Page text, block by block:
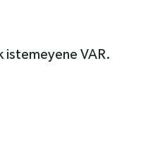
istemeyene VAR.